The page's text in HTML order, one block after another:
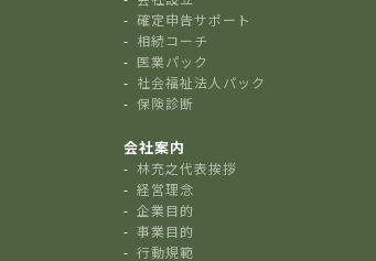
確定申告サポート
相続コーチ
医業パック
社会福祉法人パック
保険診断
会社案内
林充之代表挨拶
経営理念
企業目的
事業目的
行動規範